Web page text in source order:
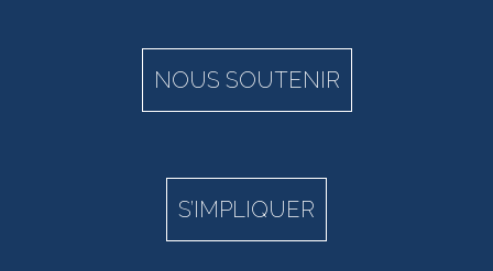
NOUS SOUTENIR
S’IMPLIQUER